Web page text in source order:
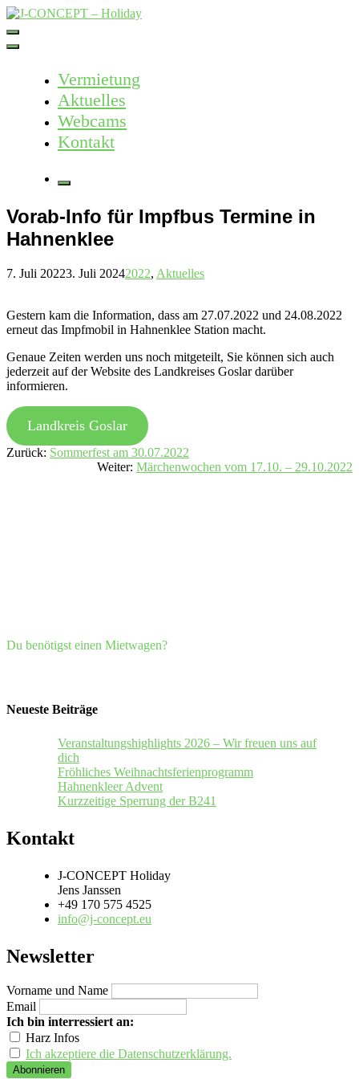
Skip
to
content
Vermietung
Aktuelles
Webcams
Kontakt
More
Vorab-Info für Impfbus Termine in
Hahnenklee
7. Juli 20223. Juli 20242022, Aktuelles
Gestern kam die Information, dass am 27.07.2022 und 24.08.2022
erneut das Impfmobil in Hahnenklee Station macht.
Genaue Zeiten werden uns noch mitgeteilt, Sie können sich auch
jederzeit auf der Website des Landkreises Goslar darüber
informieren.
Landkreis Goslar
Zurück: Sommerfest am 30.07.2022
Weiter: Märchenwochen vom 17.10. – 29.10.2022
Du benötigst einen Mietwagen?
Neueste Beiträge
Veranstaltungshighlights 2026 – Wir freuen uns auf
dich
Fröhliches Weihnachtsferienprogramm
Hahnenkleer Advent
Kurzzeitige Sperrung der B241
Kontakt
J-CONCEPT Holiday
Jens Janssen
+49 170 575 4525
info@j-concept.eu
Newsletter
Vorname und Name
Email
Ich bin interressiert an:
Harz Infos
Ich akzeptiere die Datenschutzerklärung.